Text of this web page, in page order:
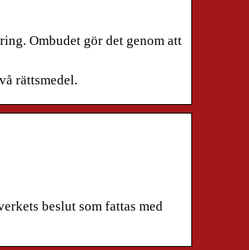
Ombudet gör det genom att
rättsmedel.
beslut som fattas med